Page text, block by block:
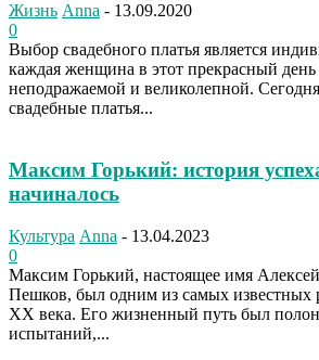
Жизнь Anna - 13.09.2020
0
Выбор свадебного платья является
каждая женщина в этот прекрасный день
неподражаемой и великолепной.
свадебные платья...
Максим Горький: история
начиналось
Культура Anna - 13.04.2023
0
Максим Горький, настоящее имя
Пешков, был одним из самых известных
XX века. Его жизненный путь был полон
испытаний,...